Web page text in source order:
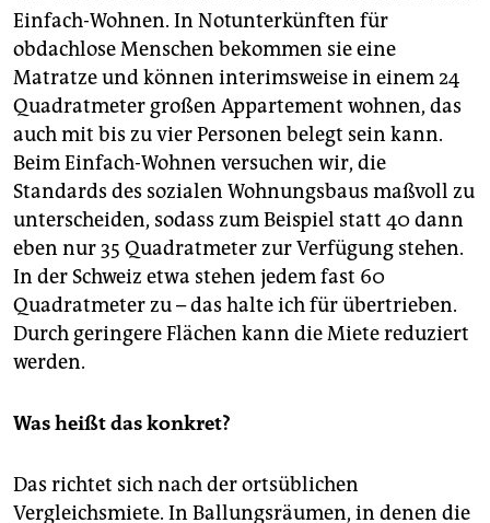
Einfach-Wohnen. In Notunterkünften für
obdachlose Menschen bekommen sie eine
Matratze und können interimsweise in einem 24
Quadratmeter großen Appartement wohnen, das
auch mit bis zu vier Personen belegt sein kann.
Beim Einfach-Wohnen versuchen wir, die
Standards des sozialen Wohnungsbaus maßvoll zu
unterscheiden, sodass zum Beispiel statt 40 dann
eben nur 35 Quadratmeter zur Verfügung stehen.
In der Schweiz etwa stehen jedem fast 60
Quadratmeter zu – das halte ich für übertrieben.
Durch geringere Flächen kann die Miete reduziert
werden.
Was heißt das konkret?
Das richtet sich nach der ortsüblichen
Vergleichsmiete. In Ballungsräumen, in denen die